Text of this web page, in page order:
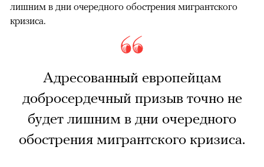
лишним в дни очередного обострения мигрантского
кризиса.
Адресованный европейцам
добросердечный призыв точно не
будет лишним в дни очередного
обострения мигрантского кризиса.